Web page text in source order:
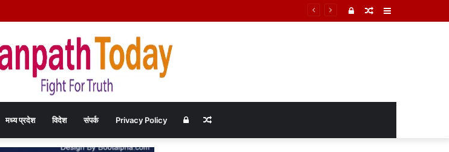
के विवाद में पत्नी की पीट-पीटकर हत्या, पति गिरफ्तार- पोस्टमार्टम में तिल्ली फटने से मौत की पुष्टि Random
Log
मध्य प्रदेश विदेश संपर्क Privacy Policy Random
Log